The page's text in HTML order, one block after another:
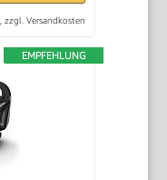
zzgl. Versandkosten
EMPFEHLUNG